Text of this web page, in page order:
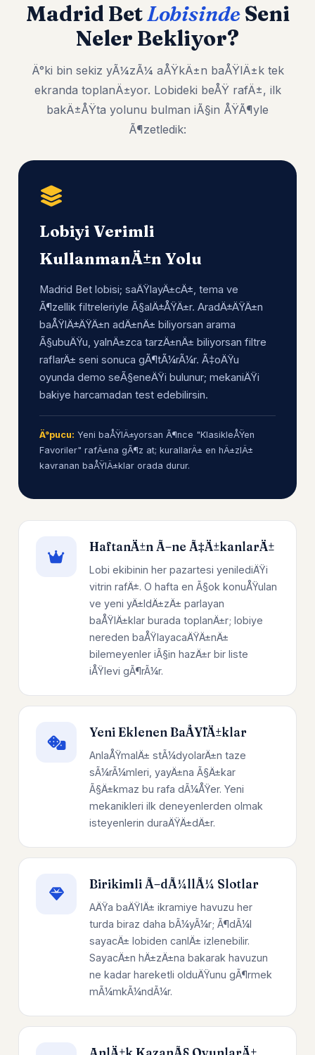
Madrid BetLobisindeSeni
Neler Bekliyor?
Ä°ki bin sekiz yÃ¼zÃ¼ aÅŸkÄ±n baÅŸlÄ±k tek
ekranda toplanÄ±yor. Lobideki beÅŸ rafÄ±, ilk
bakÄ±ÅŸta yolunu bulman iÃ§in ÅŸÃ¶yle
Ã¶zetledik:
Lobiyi Verimli
KullanmanÄ±n Yolu
Madrid Bet lobisi; saÄŸlayÄ±cÄ±, tema ve
Ã¶zellik filtreleriyle Ã§alÄ±ÅŸÄ±r. AradÄ±ÄŸÄ±n
baÅŸlÄ±ÄŸÄ±n adÄ±nÄ± biliyorsan arama
Ã§ubuÄŸu, yalnÄ±zca tarzÄ±nÄ± biliyorsan filtre
raflarÄ± seni sonuca gÃ¶tÃ¼rÃ¼r. Ã‡oÄŸu
oyunda demo seÃ§eneÄŸi bulunur; mekaniÄŸi
bakiye harcamadan test edebilirsin.
Ä°pucu: Yeni baÅŸlÄ±yorsan Ã¶nce "KlasikleÅŸen
Favoriler" rafÄ±na gÃ¶z at; kurallarÄ± en hÄ±zlÄ±
kavranan baÅŸlÄ±klar orada durur.
HaftanÄ±n Ã–ne Ã‡Ä±kanlarÄ±
Lobi ekibinin her pazartesi yenilediÄŸi
vitrin rafÄ±. O hafta en Ã§ok konuÅŸulan
ve yeni yÄ±ldÄ±zÄ± parlayan
baÅŸlÄ±klar burada toplanÄ±r; lobiye
nereden baÅŸlayacaÄŸÄ±nÄ±
bilemeyenler iÃ§in hazÄ±r bir liste
iÅŸlevi gÃ¶rÃ¼r.
Yeni Eklenen BaÅŸlÄ±klar
AnlaÅŸmalÄ± stÃ¼dyolarÄ±n taze
sÃ¼rÃ¼mleri, yayÄ±na Ã§Ä±kar
Ã§Ä±kmaz bu rafa dÃ¼ÅŸer. Yeni
mekanikleri ilk deneyenlerden olmak
isteyenlerin duraÄŸÄ±dÄ±r.
Birikimli Ã–dÃ¼llÃ¼ Slotlar
AÄŸa baÄŸlÄ± ikramiye havuzu her
turda biraz daha bÃ¼yÃ¼r; Ã¶dÃ¼l
sayacÄ± lobiden canlÄ± izlenebilir.
SayacÄ±n hÄ±zÄ±na bakarak havuzun
ne kadar hareketli olduÄŸunu gÃ¶rmek
mÃ¼mkÃ¼ndÃ¼r.